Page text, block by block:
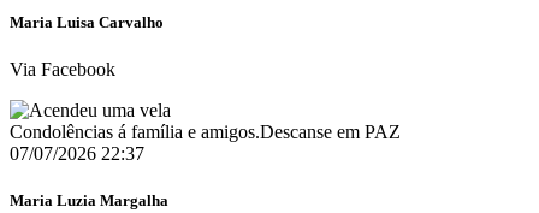
Maria Luisa Carvalho
Via Facebook
Condolências á família e amigos.Descanse em PAZ
07/07/2026 22:37
Maria Luzia Margalha